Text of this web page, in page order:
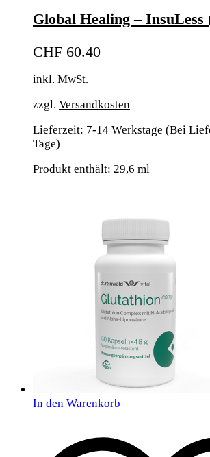
Global Healing – InsuLess
CHF 60.40
inkl. MwSt.
zzgl. Versandkosten
Lieferzeit: 7-14 Werkstage (Bei
Tage)
Produkt enthält: 29,6 ml
In den Warenkorb